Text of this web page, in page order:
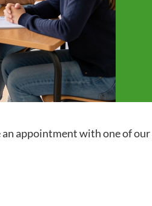
an appointment with one of